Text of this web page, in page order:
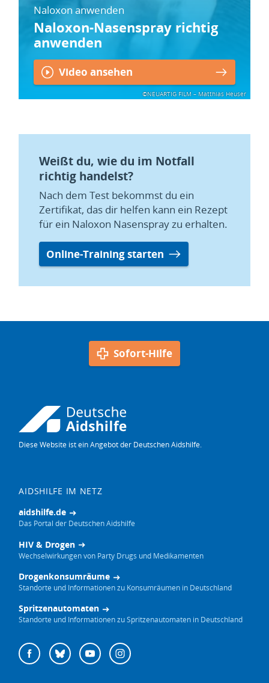
©NEUARTIG FILM – Matthias Heuser
Naloxon anwenden
Naloxon-Nasenspray richtig
anwenden
Video ansehen
Weißt du, wie du im Notfall
richtig handelst?
Nach dem Test bekommst du ein
Zertifikat, das dir helfen kann ein Rezept
für ein Naloxon Nasenspray zu erhalten.
Online-Training starten
Sofort-Hilfe
Diese Website ist ein Angebot der Deutschen Aidshilfe.
AIDSHILFE IM NETZ
aidshilfe.de
Das Portal der Deutschen Aidshilfe
HIV & Drogen
Wechselwirkungen von Party Drugs und Medikamenten
Drogenkonsumräume
Standorte und Informationen zu Konsumräumen in Deutschland
Spritzenautomaten
Standorte und Informationen zu Spritzenautomaten in Deutschland
Deutsche
Aidshilfe
FacebookBlueskyYouTubeInstagram